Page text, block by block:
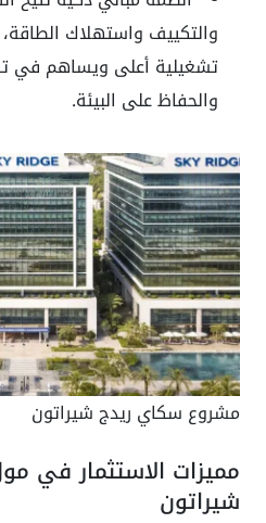
والتكييف واستهلاك
تشغيلية أعلى ويساهم في
والحفاظ على البيئة.
مشروع سكاي ريدج شيراتون
مميزات الاستثمار في
شيراتون